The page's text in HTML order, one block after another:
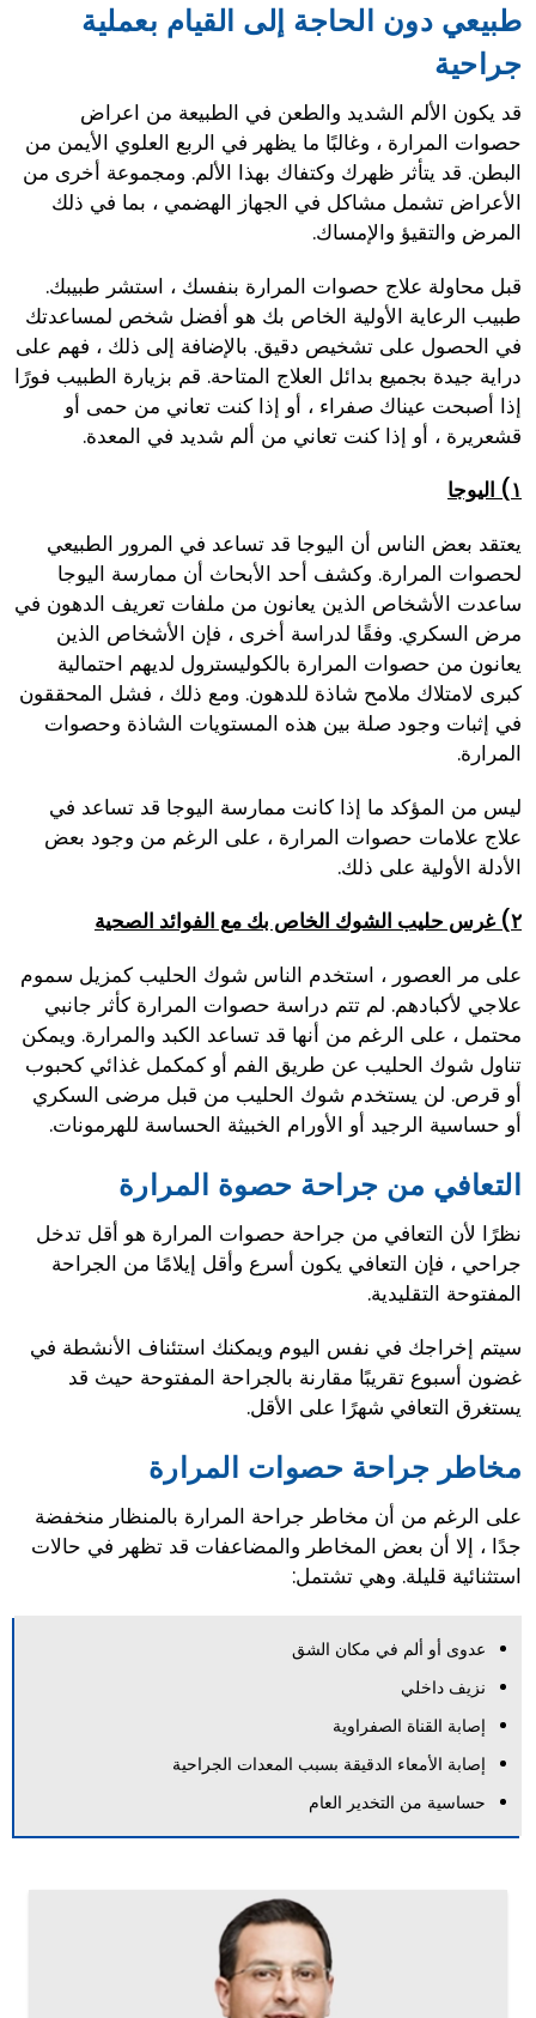
طبيعي دون الحاجة إلى القيام بعملية
جراحية
قد يكون الألم الشديد والطعن في الطبيعة من اعراض
حصوات المرارة ، وغالبًا ما يظهر في الربع العلوي الأيمن من
البطن. قد يتأثر ظهرك وكتفاك بهذا الألم. ومجموعة أخرى من
الأعراض تشمل مشاكل في الجهاز الهضمي ، بما في ذلك
المرض والتقيؤ والإمساك.
قبل محاولة علاج حصوات المرارة بنفسك ، استشر طبيبك.
طبيب الرعاية الأولية الخاص بك هو أفضل شخص لمساعدتك
في الحصول على تشخيص دقيق. بالإضافة إلى ذلك ، فهم على
دراية جيدة بجميع بدائل العلاج المتاحة. قم بزيارة الطبيب فورًا
إذا أصبحت عيناك صفراء ، أو إذا كنت تعاني من حمى أو
قشعريرة ، أو إذا كنت تعاني من ألم شديد في المعدة.
١) اليوجا
يعتقد بعض الناس أن اليوجا قد تساعد في المرور الطبيعي
لحصوات المرارة. وكشف أحد الأبحاث أن ممارسة اليوجا
ساعدت الأشخاص الذين يعانون من ملفات تعريف الدهون في
مرض السكري. وفقًا لدراسة أخرى ، فإن الأشخاص الذين
يعانون من حصوات المرارة بالكوليسترول لديهم احتمالية
كبرى لامتلاك ملامح شاذة للدهون. ومع ذلك ، فشل المحققون
في إثبات وجود صلة بين هذه المستويات الشاذة وحصوات
المرارة.
ليس من المؤكد ما إذا كانت ممارسة اليوجا قد تساعد في
علاج علامات حصوات المرارة ، على الرغم من وجود بعض
الأدلة الأولية على ذلك.
٢) غرس حليب الشوك الخاص بك مع الفوائد الصحية
على مر العصور ، استخدم الناس شوك الحليب كمزيل سموم
علاجي لأكبادهم. لم تتم دراسة حصوات المرارة كأثر جانبي
محتمل ، على الرغم من أنها قد تساعد الكبد والمرارة. ويمكن
تناول شوك الحليب عن طريق الفم أو كمكمل غذائي كحبوب
أو قرص. لن يستخدم شوك الحليب من قبل مرضى السكري
أو حساسية الرجيد أو الأورام الخبيثة الحساسة للهرمونات.
التعافي من جراحة حصوة المرارة
نظرًا لأن التعافي من جراحة حصوات المرارة هو أقل تدخل
جراحي ، فإن التعافي يكون أسرع وأقل إيلامًا من الجراحة
المفتوحة التقليدية.
سيتم إخراجك في نفس اليوم ويمكنك استئناف الأنشطة في
غضون أسبوع تقريبًا مقارنة بالجراحة المفتوحة حيث قد
يستغرق التعافي شهرًا على الأقل.
مخاطر جراحة حصوات المرارة
على الرغم من أن مخاطر جراحة المرارة بالمنظار منخفضة
جدًا ، إلا أن بعض المخاطر والمضاعفات قد تظهر في حالات
استثنائية قليلة. وهي تشتمل:
عدوى أو ألم في مكان الشق
نزيف داخلي
إصابة القناة الصفراوية
إصابة الأمعاء الدقيقة بسبب المعدات الجراحية
حساسية من التخدير العام